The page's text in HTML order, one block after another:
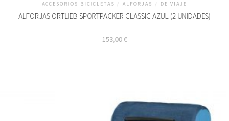
ACCESORIOS BICICLETAS / ALFORJAS / DE VIAJE
ALFORJAS ORTLIEB SPORTPACKER CLASSIC AZUL (2 UNIDADES)
153,00€